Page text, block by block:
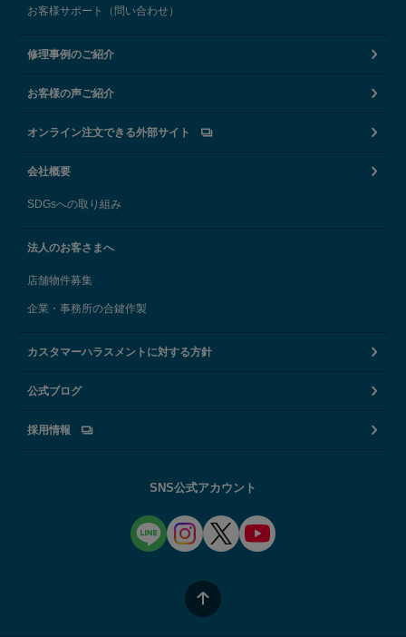
お客様サポート（問い合わせ）
修理事例のご紹介
お客様の声ご紹介
オンライン注文できる外部サイト
会社概要
SDGsへの取り組み
法人のお客さまへ
店舗物件募集
企業・事務所の合鍵作製
カスタマーハラスメントに対する方針
公式ブログ
採用情報
SNS公式アカウント